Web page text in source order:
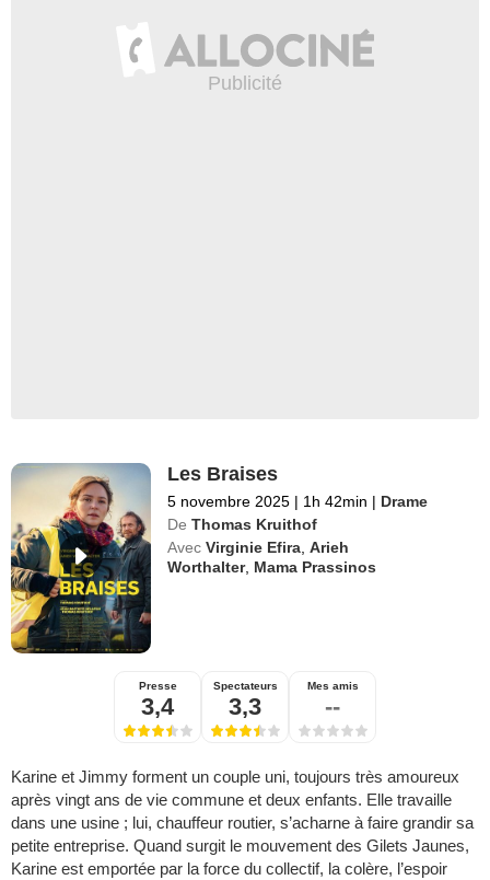
Les Braises
5 novembre 2025 | 1h 42min | Drame
De Thomas Kruithof
Avec Virginie Efira,Arieh
Worthalter, Mama Prassinos
Presse
3,4
Spectateurs
3,3
Mes amis
--
Karine et Jimmy forment un couple uni, toujours très amoureux
après vingt ans de vie commune et deux enfants. Elle travaille
dans une usine ; lui, chauffeur routier, s’acharne à faire grandir sa
petite entreprise. Quand surgit le mouvement des Gilets Jaunes,
Karine est emportée par la force du collectif, la colère, l’espoir